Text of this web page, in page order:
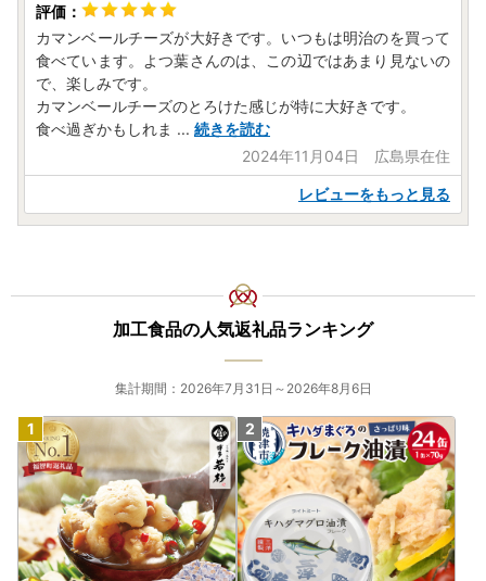
カマンベールチーズが大好きです。いつもは明治のを買って
食べています。よつ葉さんのは、この辺ではあまり見ないの
で、楽しみです。
カマンベールチーズのとろけた感じが特に大好きです。
食べ過ぎかもしれま ... 続きを読む
2024年11月04日 広島県在住
レビューをもっと見る
加工食品の人気返礼品ランキング
集計期間：2026年7月31日～2026年8月6日